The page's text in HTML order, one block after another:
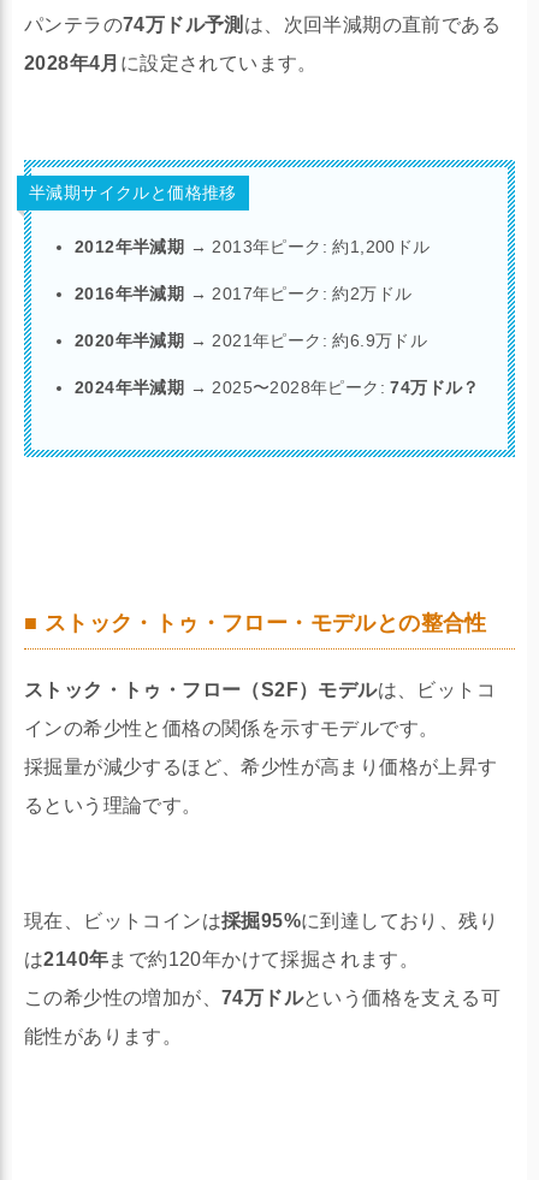
パンテラの74万ドル予測 は、次回半減期の直前である
2028年4月 に設定されています。
半減期サイクルと価格推移
2012年半減期 → 2013年ピーク: 約1,200ドル
2016年半減期 → 2017年ピーク: 約2万ドル
2020年半減期 → 2021年ピーク: 約6.9万ドル
2024年半減期 → 2025〜2028年ピーク:74万ドル？
■ ストック・トゥ・フロー・モデルとの整合性
ストック・トゥ・フロー（S2F）モデルは、ビットコ
インの希少性と価格の関係を示すモデルです。
採掘量が減少するほど、希少性が高まり価格が上昇す
るという理論です。
現在、ビットコインは採掘95%に到達しており、残り
は2140年まで約120年かけて採掘されます。
この希少性の増加が、 74万ドルという価格を支える可
能性があります。